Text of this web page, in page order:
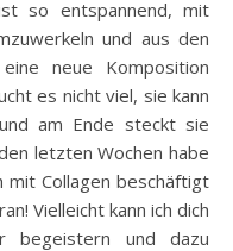
so entspannend, mit
und aus den
neue Komposition
es nicht viel, sie kann
am Ende steckt sie
letzten Wochen habe
mit Collagen beschäftigt
Vielleicht kann ich dich
begeistern und dazu